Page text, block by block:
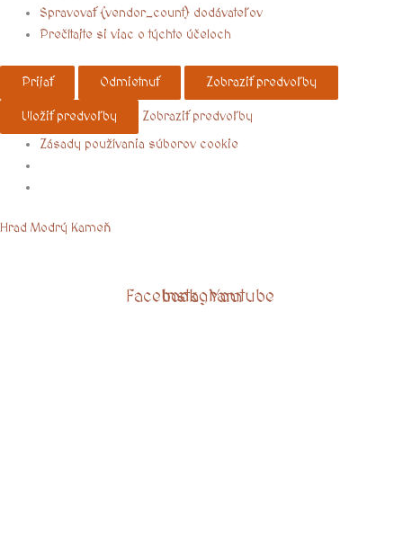
Spravovať {vendor_count} dodávateľov
Prečítajte si viac o týchto účeloch
Prijať Odmietnuť Zobraziť predvoľby
Uložiť predvoľby
Zobraziť predvoľby
Zásady používania súborov cookie
Hrad Modrý Kameň
FacebookInstagramYoutube
Menu